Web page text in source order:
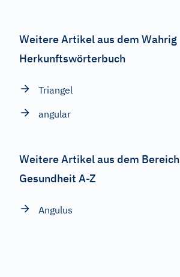
Weitere Artikel aus dem Wahrig
Herkunftswörterbuch
Triangel
angular
Weitere Artikel aus dem Bereich
Gesundheit A-Z
Angulus